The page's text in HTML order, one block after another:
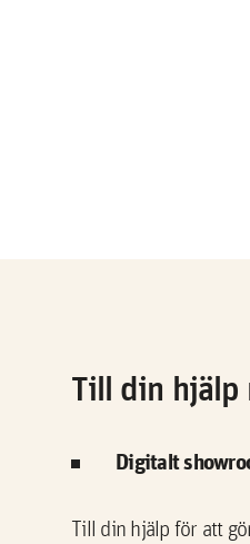
Till din hjälp
Digitalt
Till din hjälp för att